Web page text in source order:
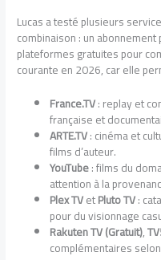
Lucas a testé plusieurs
combinaison : un
plateformes gratuites pour
courante en 2026, car elle
France.TV: replay et
française et
ARTE.TV: cinéma et
films d’auteur.
YouTube: films du
attention à la
Plex TVetPluto TV:
pour du visionnage
Rakuten TV (Gratuit),
complémentaires